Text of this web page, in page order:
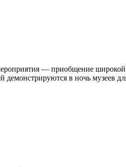
— приобщение
в ночь музеев